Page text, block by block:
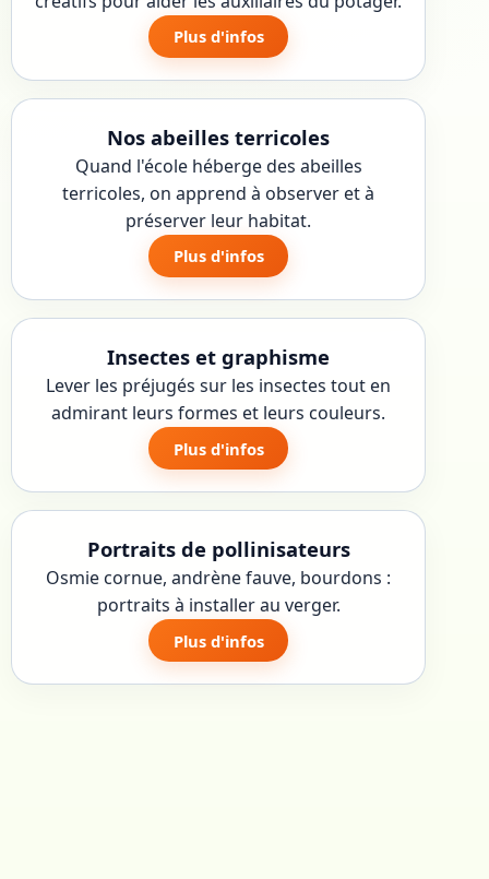
Plus d'infos
Nos abeilles terricoles
Quand l'école héberge des abeilles
terricoles, on apprend à observer et à
préserver leur habitat.
Plus d'infos
Insectes et graphisme
Lever les préjugés sur les insectes tout en
admirant leurs formes et leurs couleurs.
Plus d'infos
Portraits de pollinisateurs
Osmie cornue, andrène fauve, bourdons :
portraits à installer au verger.
Plus d'infos